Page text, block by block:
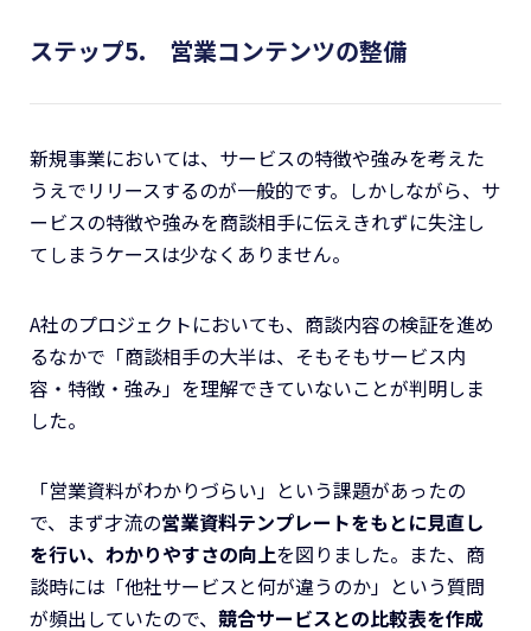
ステップ5. 営業コンテンツの整備
新規事業においては、サービスの特徴や強みを考えた
うえでリリースするのが一般的です。しかしながら、サ
ービスの特徴や強みを商談相手に伝えきれずに失注し
てしまうケースは少なくありません。
A社のプロジェクトにおいても、商談内容の検証を進め
るなかで「商談相手の大半は、そもそもサービス内
容・特徴・強み」を理解できていないことが判明しま
した。
「営業資料がわかりづらい」という課題があったの
で、まず才流の営業資料テンプレートをもとに見直し
を行い、わかりやすさの向上を図りました。また、商
談時には「他社サービスと何が違うのか」という質問
が頻出していたので、 競合サービスとの比較表を作成